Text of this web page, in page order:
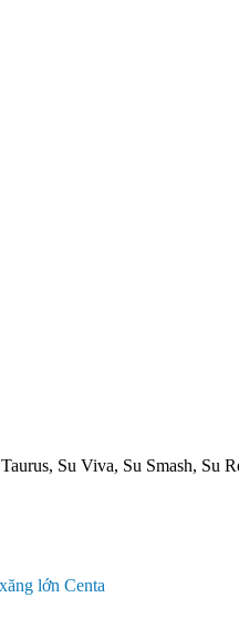
Su Viva, Su Smash, Su
lớn Centa